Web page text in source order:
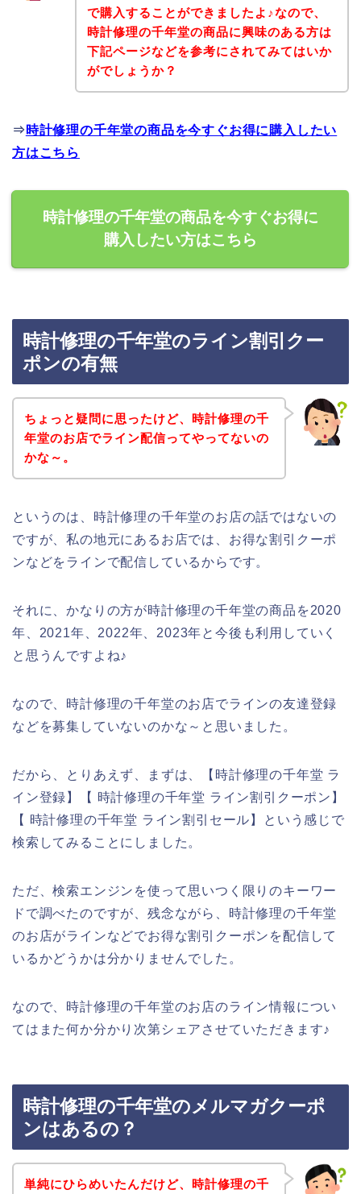
で購入することができましたよ♪なので、
時計修理の千年堂の商品に興味のある方は
下記ページなどを参考にされてみてはいか
がでしょうか？
⇒ 時計修理の千年堂の商品を今すぐお得に購入したい
方はこちら
時計修理の千年堂の商品を今すぐお得に
購入したい方はこちら
時計修理の千年堂のライン割引クー
ポンの有無
ちょっと疑問に思ったけど、時計修理の千
年堂のお店でライン配信ってやってないの
かな～。
というのは、時計修理の千年堂のお店の話ではないの
ですが、私の地元にあるお店では、お得な割引クーポ
ンなどをラインで配信しているからです。
それに、かなりの方が時計修理の千年堂の商品を2020
年、2021年、2022年、2023年と今後も利用していく
と思うんですよね♪
なので、時計修理の千年堂のお店でラインの友達登録
などを募集していないのかな～と思いました。
だから、とりあえず、まずは、【時計修理の千年堂 ラ
イン登録】【 時計修理の千年堂 ライン割引クーポン】
【 時計修理の千年堂 ライン割引セール】という感じで
検索してみることにしました。
ただ、検索エンジンを使って思いつく限りのキーワー
ドで調べたのですが、残念ながら、時計修理の千年堂
のお店がラインなどでお得な割引クーポンを配信して
いるかどうかは分かりませんでした。
なので、時計修理の千年堂のお店のライン情報につい
てはまた何か分かり次第シェアさせていただきます♪
時計修理の千年堂のメルマガクーポ
ンはあるの？
単純にひらめいたんだけど、時計修理の千